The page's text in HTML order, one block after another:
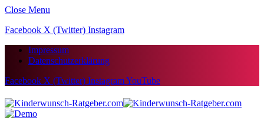
Close Menu
Facebook X (Twitter) Instagram
Impressum
Datenschutzerklärung
Facebook X (Twitter) InstagramYouTube